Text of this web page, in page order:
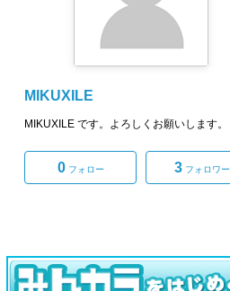
MIKUXILE
MIKUXILE です。よろしくお願いします。
0フォロー 3フォロワー